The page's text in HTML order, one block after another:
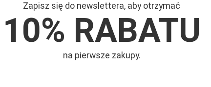
Zapisz się do newslettera, aby otrzymać
10% RABATU
na pierwsze zakupy.